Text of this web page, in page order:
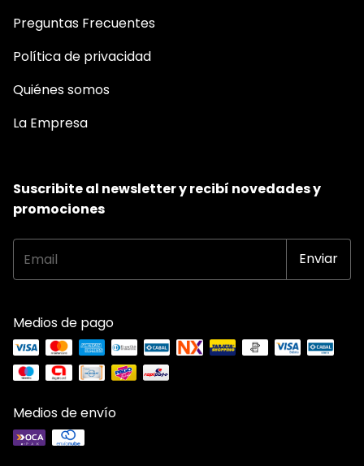
Preguntas Frecuentes
Política de privacidad
Quiénes somos
La Empresa
Suscribite al newsletter y recibí novedades y
promociones
Medios de pago
Medios de envío